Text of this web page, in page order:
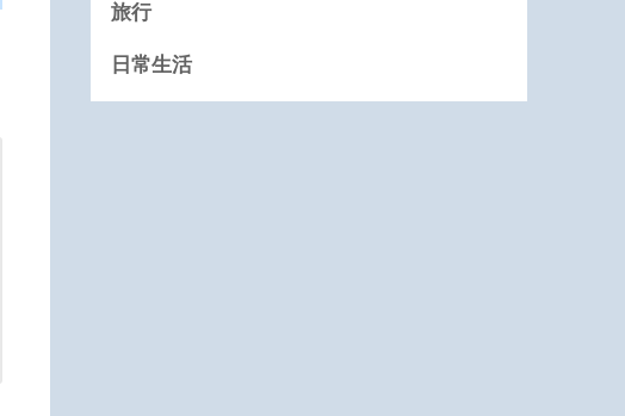
旅行
日常生活